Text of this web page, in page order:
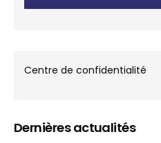
Centre de confidentialité
Dernières actualités